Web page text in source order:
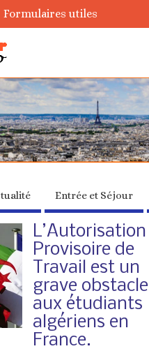
Formulaires utiles
Entrée et Séjour
L’Autorisation
Provisoire de
Travail est un
grave obstacle
aux étudiants
algériens en
France.